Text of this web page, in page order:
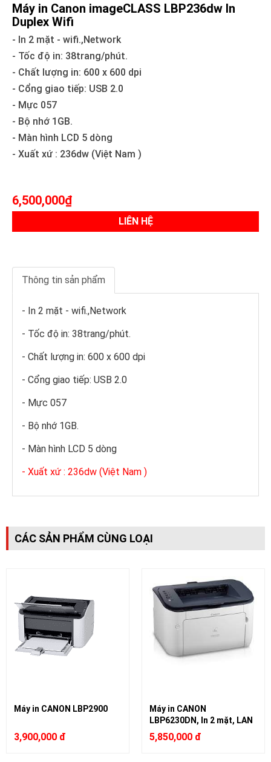
Máy in Canon imageCLASS LBP236dw In
Duplex Wifi
- In 2 mặt - wifi.,Network
- Tốc độ in: 38trang/phút.
- Chất lượng in: 600 x 600 dpi
- Cổng giao tiếp: USB 2.0
- Mực 057
- Bộ nhớ 1GB.
- Màn hình LCD 5 dòng
- Xuất xứ : 236dw (Việt Nam )
6,500,000₫
LIÊN HỆ
Thông tin sản phẩm
- In 2 mặt - wifi.,Network
- Tốc độ in: 38trang/phút.
- Chất lượng in: 600 x 600 dpi
- Cổng giao tiếp: USB 2.0
- Mực 057
- Bộ nhớ 1GB.
- Màn hình LCD 5 dòng
- Xuất xứ : 236dw (Việt Nam )
CÁC SẢN PHẨM CÙNG LOẠI
Máy in CANON LBP2900
3,900,000 đ
Máy in CANON
LBP6230DN, In 2 mặt, LAN
5,850,000 đ